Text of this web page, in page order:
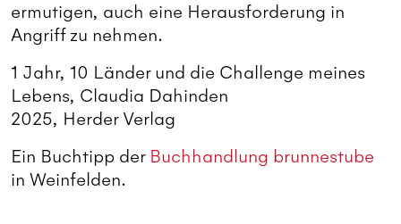
ermutigen, auch eine Herausforderung in
Angriff zu nehmen.
1 Jahr, 10 Länder und die Challenge meines
Lebens, Claudia Dahinden
2025, Herder Verlag
Ein Buchtipp der Buchhandlung brunnestube
in Weinfelden.